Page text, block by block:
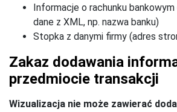
Informacje o rachunku
dane z XML, np. nazwa banku)
Stopka z danymi firmy (adres
Zakaz dodawania
przedmiocie transakcji
Wizualizacja nie może zawierać